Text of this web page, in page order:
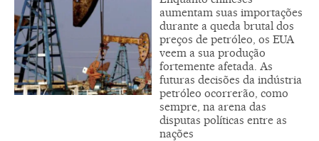
aumentam suas importações
durante a queda brutal dos
preços de petróleo, os EUA
veem a sua produção
fortemente afetada. As
futuras decisões da indústria
petróleo ocorrerão, como
sempre, na arena das
disputas políticas entre as
nações